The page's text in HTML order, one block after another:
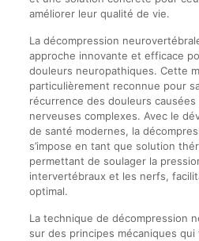
améliorer leur qualité de vie.
La décompression
approche innovante et efficace
douleurs neuropathiques. Cette
particulièrement reconnue pour
récurrence des douleurs
nerveuses complexes. Avec le
de santé modernes, la
s’impose en tant que solution
permettant de soulager la
intervertébraux et les nerfs,
optimal.
La technique de décompression
sur des principes mécaniques qui